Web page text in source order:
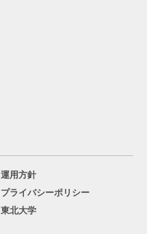
運用方針
プライバシーポリシー
東北大学